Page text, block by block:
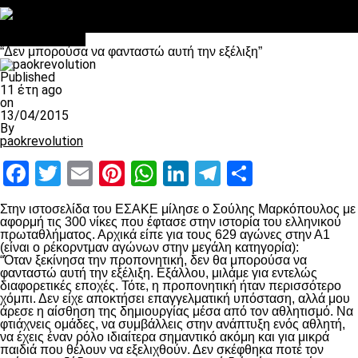
“Δεν μπορούσα να φανταστώ αυτή την εξέλιξη”
Published
11 έτη ago
on
13/04/2015
By
paokrevolution
Facebook
Twitter
EmailPinterest
WhatsApp
LinkedIn
Telegram
Στην ιστοσελίδα του ΕΣΑΚΕ μίλησε ο Σούλης Μαρκόπουλος με
αφορμή τις 300 νίκες που έφτασε στην ιστορία του ελληνικού
πρωταθλήματος. Αρχικά είπε για τους 629 αγώνες στην Α1
(είναι ο ρέκορντμαν αγώνων στην μεγάλη κατηγορία):
“Όταν ξεκίνησα την προπονητική, δεν θα μπορούσα να
φανταστώ αυτή την εξέλιξη. Εξάλλου, μιλάμε για εντελώς
διαφορετικές εποχές. Τότε, η προπονητική ήταν περισσότερο
χόμπι. Δεν είχε αποκτήσει επαγγελματική υπόσταση, αλλά μου
άρεσε η αίσθηση της δημιουργίας μέσα από τον αθλητισμό. Να
φτιάχνεις ομάδες, να συμβάλλεις στην ανάπτυξη ενός αθλητή,
να έχεις έναν ρόλο ιδιαίτερα σημαντικό ακόμη και για μικρά
παιδιά που θέλουν να εξελιχθούν. Δεν σκέφθηκα ποτέ τον